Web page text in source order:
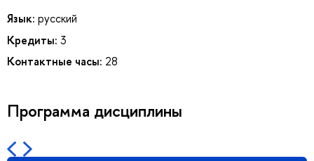
Язык: русский
Кредиты: 3
Контактные часы: 28
Программа дисциплины